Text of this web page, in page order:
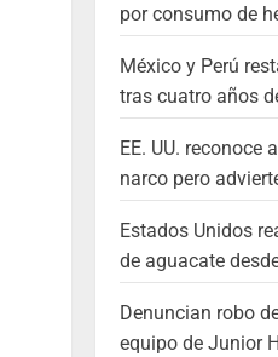
por consumo de
México y Perú
tras cuatro años
EE. UU. reconoce
narco pero
Estados Unidos
de aguacate
Denuncian robo
equipo de Junior